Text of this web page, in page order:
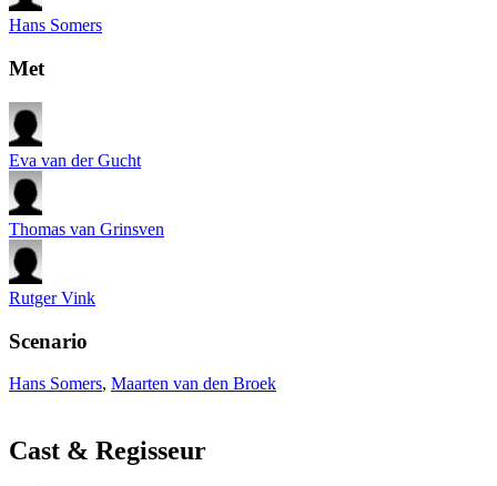
Hans Somers
Met
Eva van der Gucht
Thomas van Grinsven
Rutger Vink
Scenario
Hans Somers, Maarten van den Broek
Cast & Regisseur